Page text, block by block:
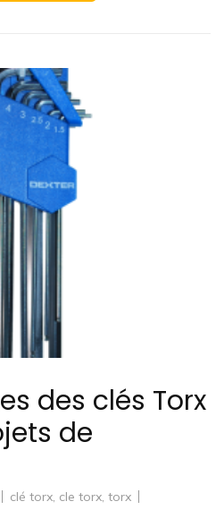
des clés Torx
de
clé torx cle torx torx